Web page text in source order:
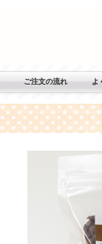
ご注文の流れ よ